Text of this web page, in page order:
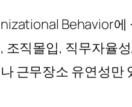
Behavior에
조직몰입, 직무자율
근무장소 유연성만